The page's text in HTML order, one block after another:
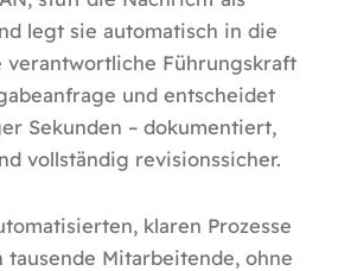
legt sie automatisch in die
verantwortliche Führungskraft
und entscheidet
Sekunden – dokumentiert,
vollständig revisionssicher.
klaren Prozesse
tausende Mitarbeitende, ohne